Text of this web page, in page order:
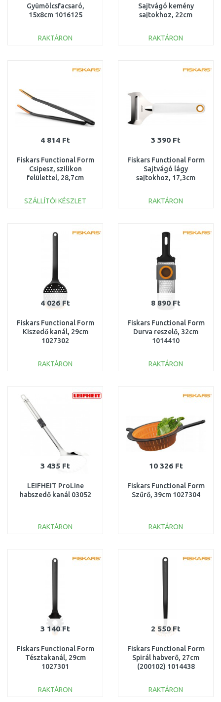
Gyümölcsfacsaró,
15x8cm 1016125
RAKTÁRON
Összehasonlítás
Sajtvágó kemény
sajtokhoz, 22cm
RAKTÁRON
Összehasonlítás
4 814 Ft
Fiskars Functional Form
Csipesz, szilikon
felülettel, 28,7cm
SZÁLLÍTÓI KÉSZLET
Összehasonlítás
3 390 Ft
Fiskars Functional Form
Sajtvágó lágy
sajtokhoz, 17,3cm
RAKTÁRON
Összehasonlítás
4 026 Ft
Fiskars Functional Form
Kiszedő kanál, 29cm
1027302
RAKTÁRON
Összehasonlítás
8 890 Ft
Fiskars Functional Form
Durva reszelő, 32cm
1014410
RAKTÁRON
Összehasonlítás
3 435 Ft
LEIFHEIT ProLine
habszedő kanál 03052
RAKTÁRON
Összehasonlítás
10 326 Ft
Fiskars Functional Form
Szűrő, 39cm 1027304
RAKTÁRON
Összehasonlítás
3 140 Ft
Fiskars Functional Form
Tésztakanál, 29cm
1027301
RAKTÁRON
2 550 Ft
Fiskars Functional Form
Spirál habverő, 27cm
(200102) 1014438
RAKTÁRON